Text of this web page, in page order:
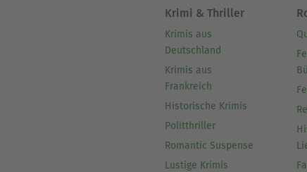
Krimi & Thriller
Krimis aus
Deutschland
Krimis aus
Frankreich
Historische Krimis
Politthriller
Romantic Suspense
Lustige Krimis